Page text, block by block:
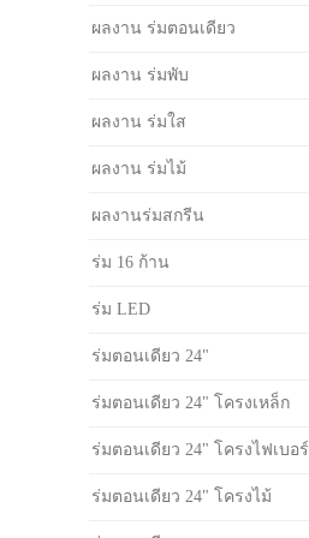
ผลงาน ร่มตอนเดียว
ผลงาน ร่มพับ
ผลงาน ร่มใส
ผลงาน ร่มไม้
ผลงานร่มสกรีน
ร่ม 16 ก้าน
ร่ม LED
ร่มตอนเดียว 24"
ร่มตอนเดียว 24" โครงเหล็ก
ร่มตอนเดียว 24" โครงไฟเบอร์
ร่มตอนเดียว 24" โครงไม้